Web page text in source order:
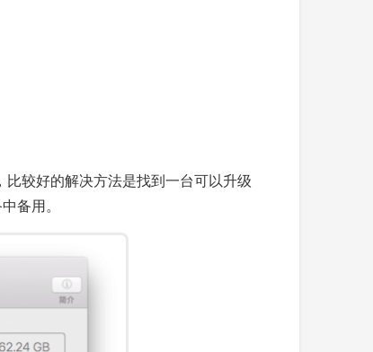
较好的解决方法是找到一台可以升级
备用。